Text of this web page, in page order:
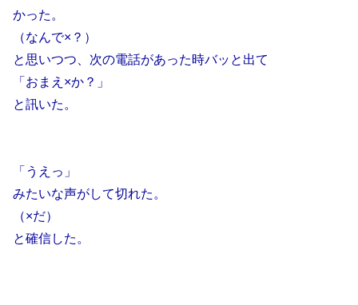
かった。
（なんで×？）
と思いつつ、次の電話があった時バッと出て
「おまえ×か？」
と訊いた。
「うえっ」
みたいな声がして切れた。
（×だ）
と確信した。